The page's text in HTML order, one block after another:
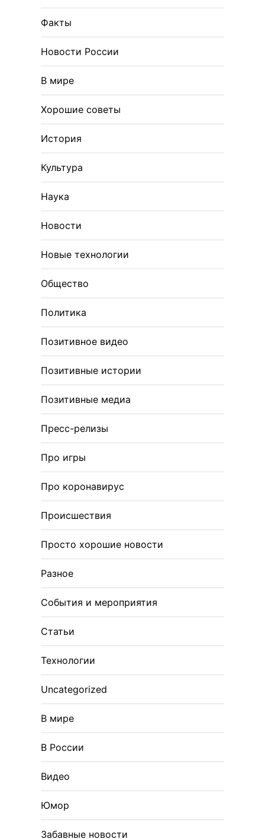
Факты
Новости России
В мире
Хорошие советы
История
Культура
Наука
Новости
Новые технологии
Общество
Политика
Позитивное видео
Позитивные истории
Позитивные медиа
Пресс-релизы
Про игры
Про коронавирус
Происшествия
Просто хорошие новости
Разное
События и мероприятия
Статьи
Технологии
Uncategorized
В мире
В России
Видео
Юмор
Забавные новости